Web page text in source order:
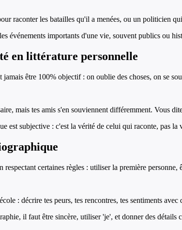
raconter les batailles qu'il a menées, ou un politicien
événements importants d'une vie, souvent publics ou
en littérature personnelle
être 100% objectif : on oublie des choses, on se
mais tes amis s'en souviennent différemment. Vous
est subjective : c'est la vérité de celui qui raconte, pas la
respectant certaines règles : utiliser la première
: décrire tes peurs, tes rencontres, tes sentiments avec
il faut être sincère, utiliser 'je', et donner des détails